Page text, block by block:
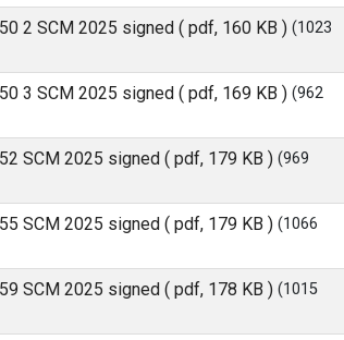
2 SCM 2025 signed ( pdf, 160 KB ) (1023
3 SCM 2025 signed ( pdf, 169 KB ) (962
SCM 2025 signed ( pdf, 179 KB ) (969
SCM 2025 signed ( pdf, 179 KB ) (1066
SCM 2025 signed ( pdf, 178 KB ) (1015